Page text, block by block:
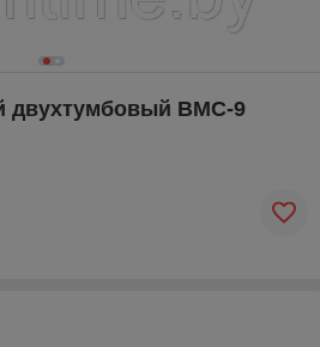
двухтумбовый ВМС-9